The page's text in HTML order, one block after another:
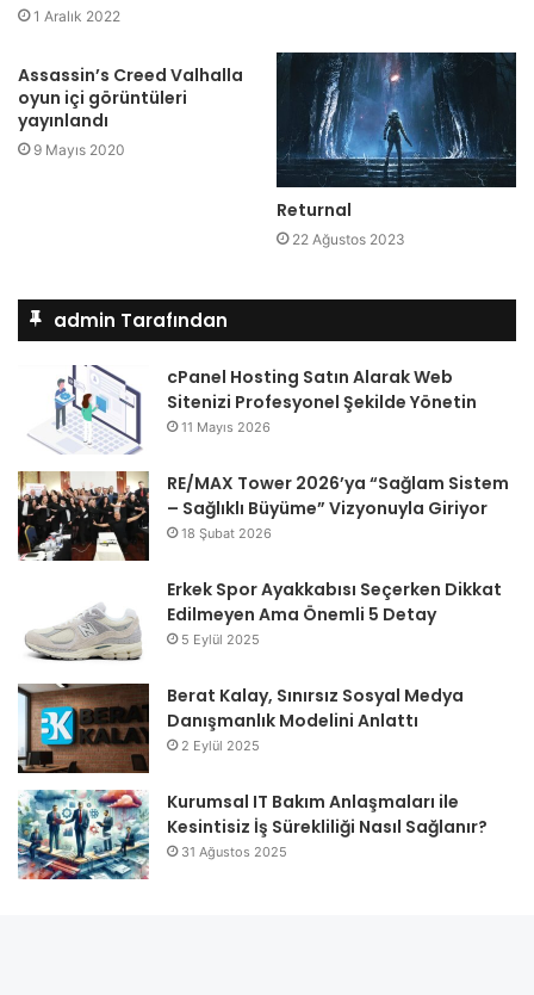
1 Aralık 2022
Assassin’s Creed Valhalla
oyun içi görüntüleri
yayınlandı
9 Mayıs 2020
Returnal
22 Ağustos 2023
admin Tarafından
cPanel Hosting Satın Alarak Web
Sitenizi Profesyonel Şekilde Yönetin
11 Mayıs 2026
RE/MAX Tower 2026’ya “Sağlam Sistem
– Sağlıklı Büyüme” Vizyonuyla Giriyor
18 Şubat 2026
Erkek Spor Ayakkabısı Seçerken Dikkat
Edilmeyen Ama Önemli 5 Detay
5 Eylül 2025
Berat Kalay, Sınırsız Sosyal Medya
Danışmanlık Modelini Anlattı
2 Eylül 2025
Kurumsal IT Bakım Anlaşmaları ile
Kesintisiz İş Sürekliliği Nasıl Sağlanır?
31 Ağustos 2025